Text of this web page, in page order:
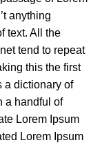
anything
text. All the
tend to repeat
this the first
a dictionary of
a handful of
Lorem Ipsum
Lorem Ipsum